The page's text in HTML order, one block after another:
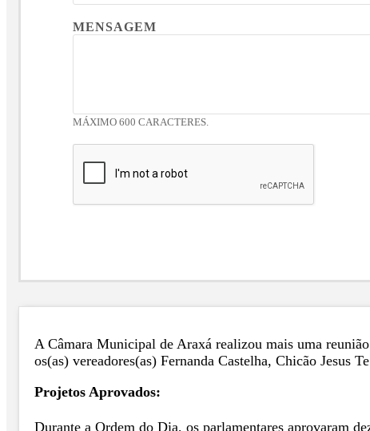
MENSAGEM
MÁXIMO 600 CARACTERES.
A Câmara Municipal de Araxá realizou mais uma
os(as) vereadores(as) Fernanda Castelha, Chicão Jesus
Projetos Aprovados:
Durante a Ordem do Dia, os parlamentares aprovaram